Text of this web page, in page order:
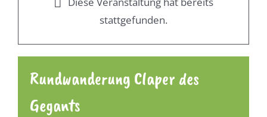
stattgefunden.
Rundwanderung Claper des
Gegants